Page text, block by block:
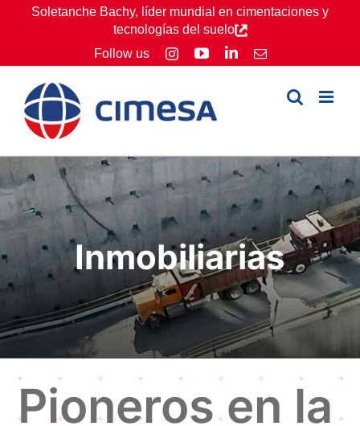
Soletanche Bachy, líder mundial en cimentaciones y
tecnologías del suelo
Follow us
InstagramYouTube
LinkedInEmail
Inmobiliarias
Pioneros en la